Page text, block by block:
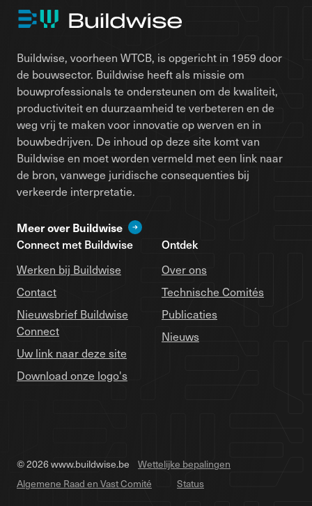
Buildwise, voorheen WTCB, is opgericht in 1959 door
de bouwsector. Buildwise heeft als missie om
bouwprofessionals te ondersteunen om de kwaliteit,
productiviteit en duurzaamheid te verbeteren en de
weg vrij te maken voor innovatie op werven en in
bouwbedrijven. De inhoud op deze site komt van
Buildwise en moet worden vermeld met een link naar
de bron, vanwege juridische consequenties bij
verkeerde interpretatie.
Meer over Buildwise
Connect met Buildwise
Werken bij Buildwise
Contact
Nieuwsbrief Buildwise
Connect
Uw link naar deze site
Download onze logo's
Ontdek
Over ons
Technische Comités
Publicaties
Nieuws
© 2026 www.buildwise.be
Wettelijke bepalingen
Algemene Raad en Vast Comité
Status